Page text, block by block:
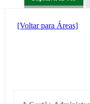
[Voltar para Áreas]